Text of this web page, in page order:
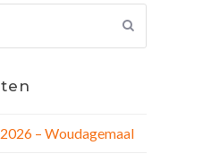
– Woudagemaal